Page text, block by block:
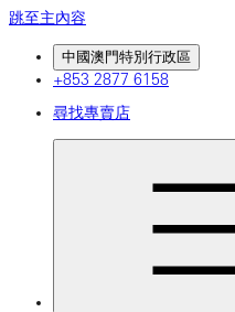
跳至主內容
中國澳門特別行政區
+853 2877 6158
尋找專賣店